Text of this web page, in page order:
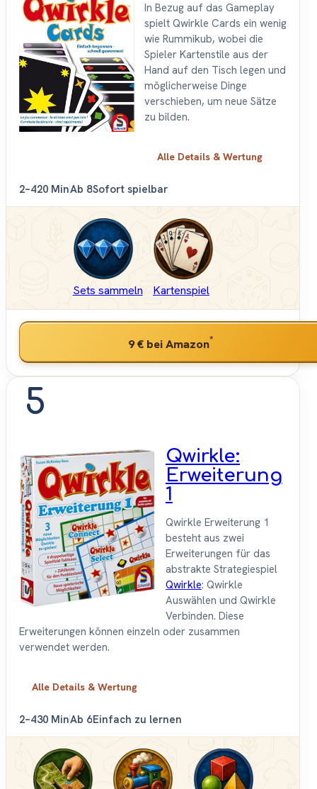
In Bezug auf das Gameplay
spielt Qwirkle Cards ein wenig
wie Rummikub, wobei die
Spieler Kartenstile aus der
Hand auf den Tisch legen und
möglicherweise Dinge
verschieben, um neue Sätze
zu bilden.
Alle Details & Wertung
2–420 MinAb 8Sofort spielbar
Sets sammeln Kartenspiel
9 €bei Amazon*
5
Qwirkle:
Erweiterung
1
Qwirkle Erweiterung 1
besteht aus zwei
Erweiterungen für das
abstrakte Strategiespiel
Qwirkle: Qwirkle
Auswählen und Qwirkle
Verbinden. Diese
Erweiterungen können einzeln oder zusammen
verwendet werden.
Alle Details & Wertung
2–430 MinAb 6Einfach zu lernen